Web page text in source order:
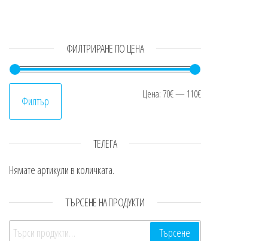
ФИЛТРИРАНЕ ПО ЦЕНА
Минимална
Максимална
Филтър Цена:70€— 110€
ТЕЛЕГА
Нямате артикули в количката.
ТЪРСЕНЕ НА ПРОДУКТИ
Търсене за:
Търсене